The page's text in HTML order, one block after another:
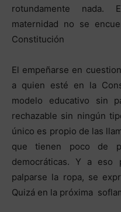
rotundamente nada.
maternidad no se
Constitución
El empeñarse en
a quien esté en la
modelo educativo sin
rechazable sin ningún
único es propio de las
que tienen poco de
democráticas. Y a eso
palparse la ropa, se
Quizá en la próxima